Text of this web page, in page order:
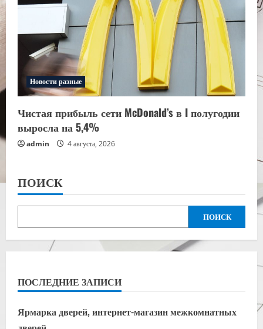
Новости разные
Чистая прибыль сети McDonald’s в I полугодии
выросла на 5,4%
admin 4 августа, 2026
ПОИСК
ПОИСК
ПОСЛЕДНИЕ ЗАПИСИ
Ярмарка дверей, интернет-магазин межкомнатных